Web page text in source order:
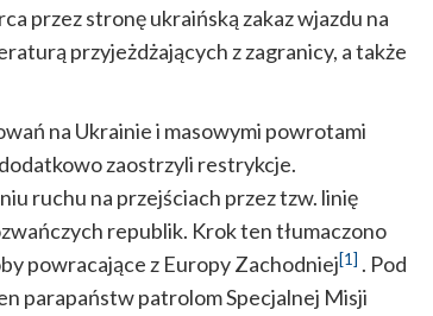
przez stronę ukraińską zakaz wjazdu na
przyjeżdżających z zagranicy, a także
na Ukrainie i masowymi powrotami
zaostrzyli restrykcje.
ruchu na przejściach przez tzw. linię
republik. Krok ten tłumaczono
powracające z Europy Zachodniej[1] . Pod
parapaństw patrolom Specjalnej Misji